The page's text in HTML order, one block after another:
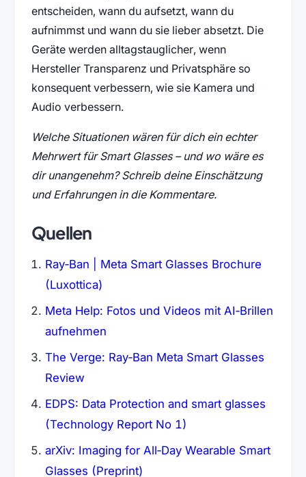
entscheiden, wann du aufsetzt, wann du
aufnimmst und wann du sie lieber absetzt. Die
Geräte werden alltagstauglicher, wenn
Hersteller Transparenz und Privatsphäre so
konsequent verbessern, wie sie Kamera und
Audio verbessern.
Welche Situationen wären für dich ein echter
Mehrwert für Smart Glasses – und wo wäre es
dir unangenehm? Schreib deine Einschätzung
und Erfahrungen in die Kommentare.
Quellen
Ray‑Ban | Meta Smart Glasses Brochure
(Luxottica)
Meta Help: Fotos und Videos mit AI‑Brillen
aufnehmen
The Verge: Ray‑Ban Meta Smart Glasses
Review
EDPS: Data Protection and smart glasses
(Technology Report No 1)
arXiv: Imaging for All‑Day Wearable Smart
Glasses (Preprint)